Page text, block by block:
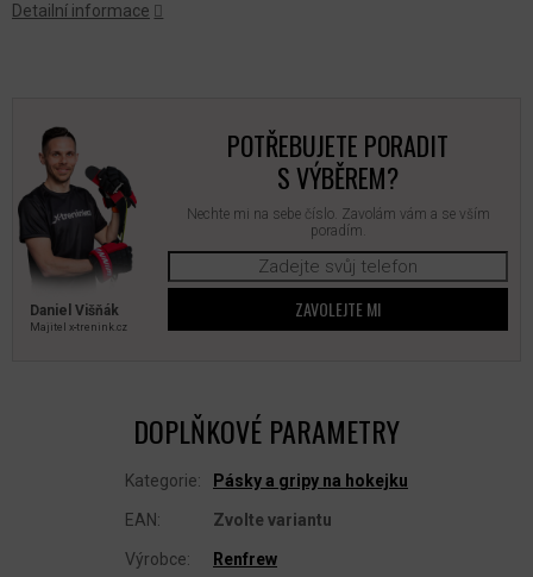
Detailní informace
Daniel Višňák
Majitel x‑trenink.cz
POTŘEBUJETE PORADIT
S VÝBĚREM?
Nechte mi na sebe číslo. Zavolám vám a se vším
poradím.
ZAVOLEJTE MI
DOPLŇKOVÉ PARAMETRY
Kategorie: Pásky a gripy na hokejku
EAN: Zvolte variantu
Výrobce: Renfrew